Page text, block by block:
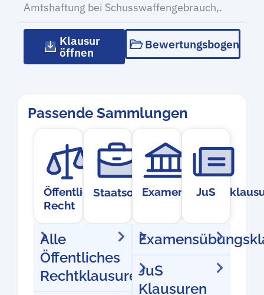
Amtshaftung bei Schusswaffengebrauch,.
Klausur
öffnen
Bewertungsbogen
Passende Sammlungen
Öffentliches
Recht
Staatsorganisationsrecht
JuS
Alle
Öffentliches
RechtklausurenJuS
Klausuren